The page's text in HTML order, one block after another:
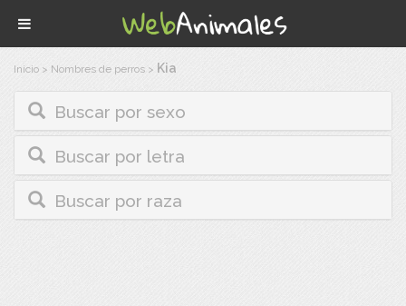
Inicio > Nombres de perros > Kia
Buscar por sexo
Buscar por letra
Buscar por raza